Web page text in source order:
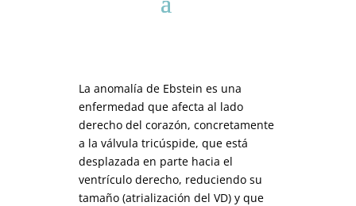
La anomalía de Ebstein es una
enfermedad que afecta al lado
derecho del corazón, concretamente
a la válvula tricúspide, que está
desplazada en parte hacia el
ventrículo derecho, reduciendo su
tamaño (atrialización del VD) y que